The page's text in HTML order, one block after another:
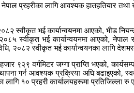
प्रहरीका लागि आवश्यक हातहतियार
भई कार्यान्वयनमा आएको, भीड
स्वीकृत भई कार्यान्वयनमा आएको, नेपाल
२०८२ स्वीकृत भई कार्यान्वयनका लागि
९२९ वर्गमिटर जग्गा प्राप्ति भएको,
गर्न आवश्यक प्रक्रिया अघि बढाइएको,
१० प्रहरी कार्यालयहरूमा प्रतिजिल्ला